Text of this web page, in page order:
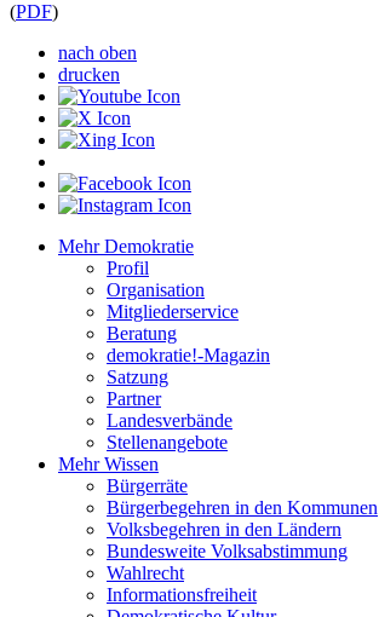
(PDF)
nach oben
drucken
Mehr Demokratie
Profil
Organisation
Mitgliederservice
Beratung
demokratie!-Magazin
Satzung
Partner
Landesverbände
Stellenangebote
Mehr Wissen
Bürgerräte
Bürgerbegehren in den Kommunen
Volksbegehren in den Ländern
Bundesweite Volksabstimmung
Wahlrecht
Informationsfreiheit